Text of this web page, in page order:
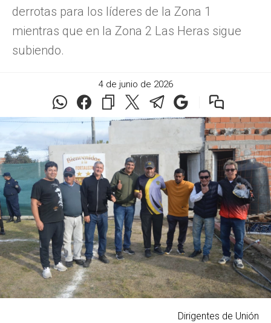
derrotas para los líderes de la Zona 1
mientras que en la Zona 2 Las Heras sigue
subiendo.
4 de junio de 2026
Dirigentes de Unión